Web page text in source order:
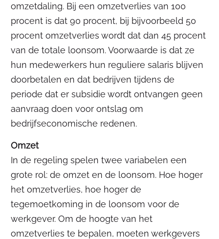
omzetdaling. Bij een omzetverlies van 100
procent is dat 90 procent, bij bijvoorbeeld 50
procent omzetverlies wordt dat dan 45 procent
van de totale loonsom. Voorwaarde is dat ze
hun medewerkers hun reguliere salaris blijven
doorbetalen en dat bedrijven tijdens de
periode dat er subsidie wordt ontvangen geen
aanvraag doen voor ontslag om
bedrijfseconomische redenen.
Omzet
In de regeling spelen twee variabelen een
grote rol: de omzet en de loonsom. Hoe hoger
het omzetverlies, hoe hoger de
tegemoetkoming in de loonsom voor de
werkgever. Om de hoogte van het
omzetverlies te bepalen, moeten werkgevers